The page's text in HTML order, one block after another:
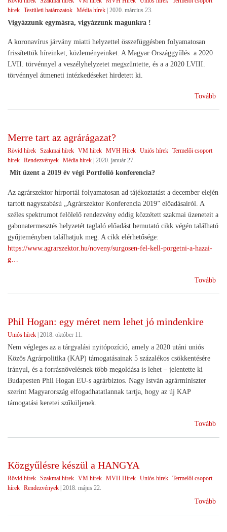
hírek Testületi határozatok Média hírek | 2020. március 23.
Vigyázzunk egymásra, vigyázzunk magunkra !
A koronavírus járvány miatti helyzettel összefüggésben folyamatosan
frissítettük híreinket, közleményeinket. A Magyar Országgyűlés a 2020
LVII. törvénnyel a veszélyhelyzetet megszüntette, és a a 2020 LVIII.
törvénnyel átmeneti intézkedéseket hirdetett ki.
Tovább
Merre tart az agrárágazat?
Rövid hírek Szakmai hírek VM hírek MVH Hírek Uniós hírek Termelői csoport
hírek Rendezvények Média hírek 2020. január 27.
Mit üzent a 2019 év végi Portfolió konferencia?
Az agrárszektor hírportál folyamatosan ad tájékoztatást a december elején
tartott nagyszabású „Agrárszektor Konferencia 2019” előadásairól. A
széles spektrumot felölelő rendezvény eddig közzétett szakmai üzeneteit a
gabonatermesztés helyzetét taglaló előadást bemutató cikk végén található
gyűjteményben találhatjuk meg. A cikk elérhetősége:
https://www.agrarszektor.hu/noveny/surgosen-fel-kell-porgetni-a-hazai-
g…
Tovább
Phil Hogan: egy méret nem lehet jó mindenkire
Uniós hírek | 2018. október 11.
Nem végleges az a tárgyalási nyitópozíció, amely a 2020 utáni uniós
Közös Agrárpolitika (KAP) támogatásainak 5 százalékos csökkentésére
irányul, és a forrásnövelésnek több megoldása is lehet – jelentette ki
Budapesten Phil Hogan EU-s agrárbiztos. Nagy István agrárminiszter
szerint Magyarország elfogadhatatlannak tartja, hogy az új KAP
támogatási keretei szűküljenek.
Tovább
Közgyűlésre készül a HANGYA
Rövid hírek Szakmai hírek VM hírek MVH Hírek Uniós hírek Termelői csoport
hírek Rendezvények | 2018. május 22.
Tovább